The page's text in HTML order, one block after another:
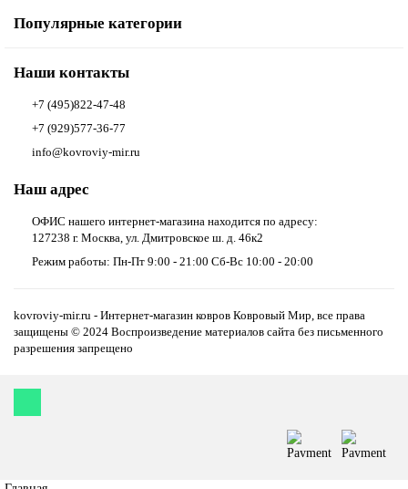
Популярные категории
Наши контакты
+7 (495)822-47-48
+7 (929)577-36-77
info@kovroviy-mir.ru
Наш адрес
ОФИС нашего интернет-магазина находится по адресу:
127238 г. Москва, ул. Дмитровское ш. д. 46к2
Режим работы: Пн-Пт 9:00 - 21:00 Сб-Вс 10:00 - 20:00
kovroviy-mir.ru - Интернет-магазин ковров Ковровый Мир, все права
защищены © 2024 Воспроизведение материалов сайта без письменного
разрешения запрещено